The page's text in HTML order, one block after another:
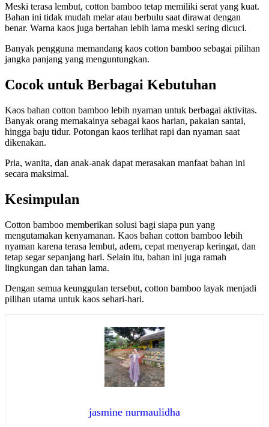
Meski terasa lembut, cotton bamboo tetap memiliki serat yang kuat.
Bahan ini tidak mudah melar atau berbulu saat dirawat dengan
benar. Warna kaos juga bertahan lebih lama meski sering dicuci.
Banyak pengguna memandang kaos cotton bamboo sebagai pilihan
jangka panjang yang menguntungkan.
Cocok untuk Berbagai Kebutuhan
Kaos bahan cotton bamboo lebih nyaman untuk berbagai aktivitas.
Banyak orang memakainya sebagai kaos harian, pakaian santai,
hingga baju tidur. Potongan kaos terlihat rapi dan nyaman saat
dikenakan.
Pria, wanita, dan anak-anak dapat merasakan manfaat bahan ini
secara maksimal.
Kesimpulan
Cotton bamboo memberikan solusi bagi siapa pun yang
mengutamakan kenyamanan. Kaos bahan cotton bamboo lebih
nyaman karena terasa lembut, adem, cepat menyerap keringat, dan
tetap segar sepanjang hari. Selain itu, bahan ini juga ramah
lingkungan dan tahan lama.
Dengan semua keunggulan tersebut, cotton bamboo layak menjadi
pilihan utama untuk kaos sehari-hari.
jasmine nurmaulidha